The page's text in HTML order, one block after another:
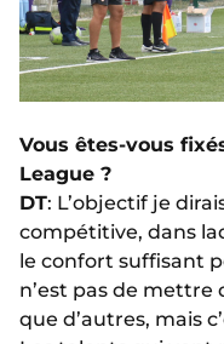
Vous êtes-vous
League ?
DT: L’objectif je
compétitive, dans
le confort suffisant
n’est pas de mettre
que d’autres, mais